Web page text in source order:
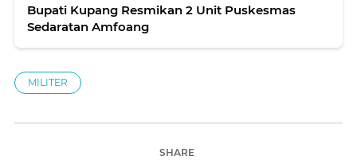
Bupati Kupang Resmikan 2 Unit Puskesmas
Sedaratan Amfoang
MILITER
SHARE